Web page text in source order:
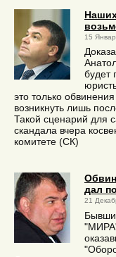
15
будет
это только
возникнуть лишь
Такой сценарий для
скандала вчера
комитете (СК)
дал
21